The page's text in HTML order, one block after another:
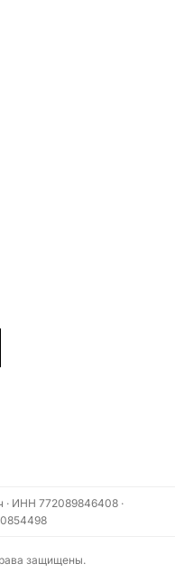
ИНН 772089846408 ·
защищены.